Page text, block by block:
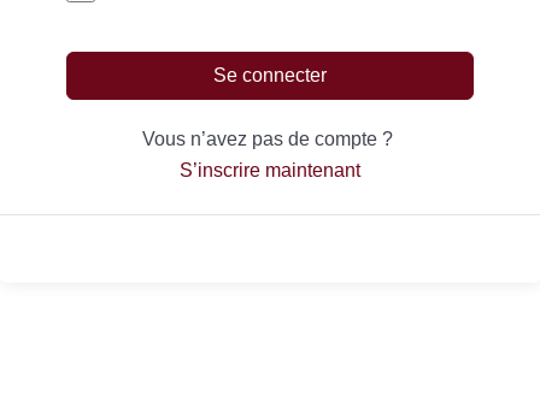
Se connecter
Vous n’avez pas de compte ?
S’inscrire maintenant